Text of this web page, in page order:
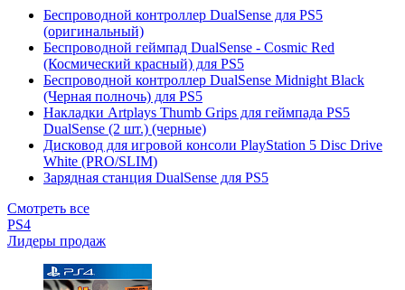
Беспроводной контроллер DualSense для PS5
(оригинальный)
Беспроводной геймпад DualSense - Cosmic Red
(Космический красный) для PS5
Беспроводной контроллер DualSense Midnight Black
(Черная полночь) для PS5
Накладки Artplays Thumb Grips для геймпада PS5
DualSense (2 шт.) (черные)
Дисковод для игровой консоли PlayStation 5 Disc Drive
White (PRO/SLIM)
Зарядная станция DualSense для PS5
Смотреть все
PS4
Лидеры продаж